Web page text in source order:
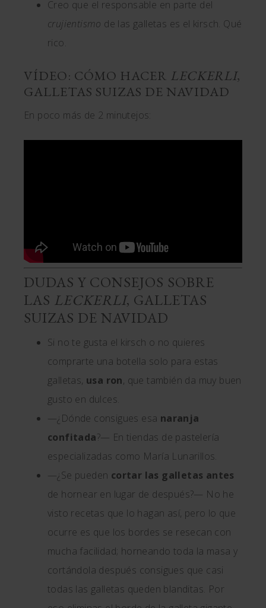
Creo que el responsable en parte del
crujientismo de las galletas es el kirsch. Qué
rico.
VÍDEO: CÓMO HACER LECKERLI,
GALLETAS SUIZAS DE NAVIDAD
En poco más de 2 minutejos:
DUDAS Y CONSEJOS SOBRE
LAS LECKERLI, GALLETAS
SUIZAS DE NAVIDAD
Si no te gusta el kirsch o no quieres
comprarte una botella solo para estas
galletas, usa ron, que también da muy buen
gusto en dulces.
—¿Dónde consigues esa naranja
confitada?— En tiendas de pastelería
especializadas como María Lunarillos.
—¿Se pueden cortar las galletas antes
de hornear en lugar de después?— No he
visto recetas que lo hagan así, pero lo que
ocurre es que los bordes se resecan con
mucha facilidad; horneando toda la masa y
cortándola después consigues que casi
todas las galletas queden blanditas. Por